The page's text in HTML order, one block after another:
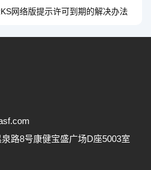
网络版提示许可到期的解决办法
路8号康健宝盛广场D座5003室